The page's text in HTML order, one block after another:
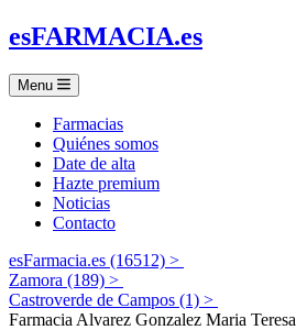
esFARMACIA.es
Menu
Farmacias
Quiénes somos
Date de alta
Hazte premium
Noticias
Contacto
esFarmacia.es (16512) >
Zamora (189) >
Castroverde de Campos (1) >
Farmacia Alvarez Gonzalez Maria Teresa